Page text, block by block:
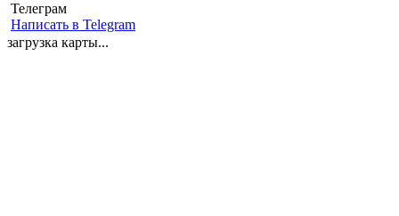
Телеграм
Написать в Telegram
загрузка карты...